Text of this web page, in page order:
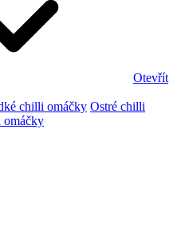
Otevřít
chilli omáčky Ostré chilli
omáčky